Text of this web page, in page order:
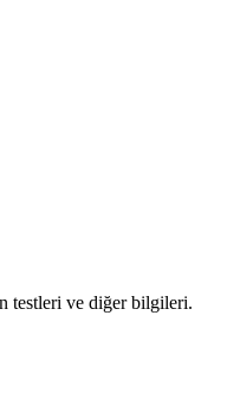
testleri ve diğer bilgileri.